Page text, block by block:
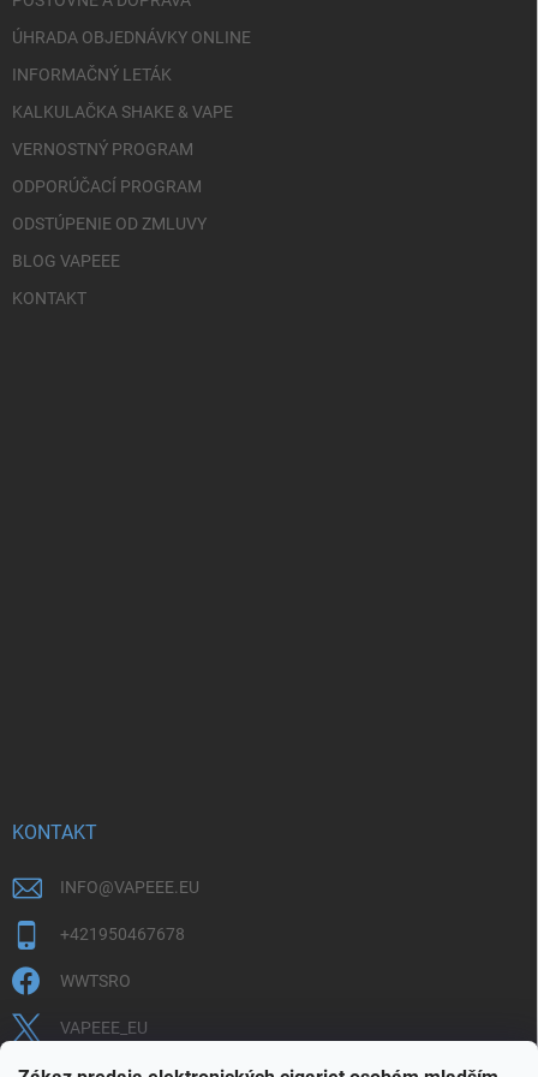
ÚHRADA OBJEDNÁVKY ONLINE
INFORMAČNÝ LETÁK
KALKULAČKA SHAKE & VAPE
VERNOSTNÝ PROGRAM
ODPORÚČACÍ PROGRAM
ODSTÚPENIE OD ZMLUVY
BLOG VAPEEE
KONTAKT
KONTAKT
INFO@VAPEEE.EU
+421950467678
WWTSRO
VAPEEE_EU